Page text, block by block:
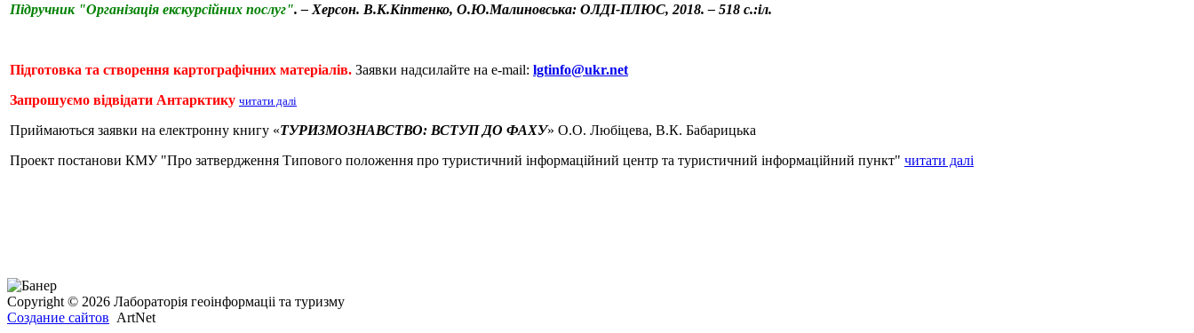
Підручник "Організація екскурсійних послуг". – Херсон. В.К.Кіптенко, О.Ю.Малиновська: ОЛДІ-ПЛЮС, 2018. – 518 с.:іл.
Підготовка та створення картографічних матеріалів. Заявки надсилайте на e-mail: lgtinfo@ukr.net
Запрошуємо відвідати Антарктику читати далі
Приймаються заявки на електронну книгу «ТУРИЗМОЗНАВСТВО: ВСТУП ДО ФАХУ» О.О. Любіцева, В.К. Бабарицька
Проект постанови КМУ "Про затвердження Типового положення про туристичний інформаційний центр та туристичний інформаційний пункт" читати далі
Copyright © 2026 Лабораторія геоінформаціі та туризму
Создание сайтов ArtNet